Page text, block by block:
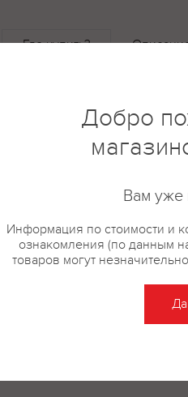
Где купить?
Добро
Вам уже
Информация по стоимости и
ознакомления (по данным
товаров могут
Да